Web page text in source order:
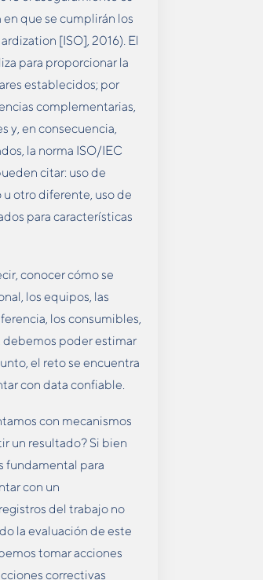
que se cumplirán los
[ISO], 2016) El
para proporcionar la
establecidos; por
complementarias,
y, en consecuencia,
la norma ISO/IEC
citar: uso de
otro diferente, uso de
para características
conocer cómo se
los equipos, las
los consumibles,
debemos poder estimar
el reto se encuentra
con data confiable.
con mecanismos
un resultado? Si bien
fundamental para
con un
del trabajo no
la evaluación de este
tomar acciones
correctivas